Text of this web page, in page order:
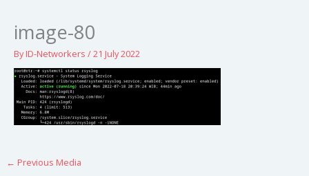
image-80
ByID-Networkers /21 July 2022
← Previous Media